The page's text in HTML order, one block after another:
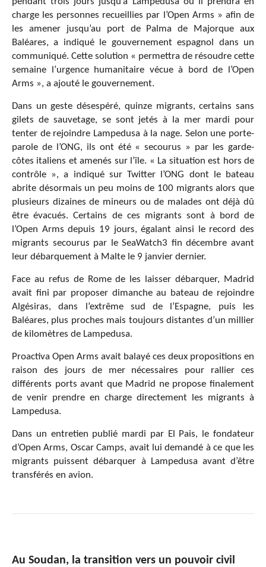
charge les personnes recueillies par l’Open Arms » afin de
les amener jusqu’au port de Palma de Majorque aux
Baléares, a indiqué le gouvernement espagnol dans un
communiqué. Cette solution « permettra de résoudre cette
semaine l’urgence humanitaire vécue à bord de l’Open
Arms », a ajouté le gouvernement.
Dans un geste désespéré, quinze migrants, certains sans
gilets de sauvetage, se sont jetés à la mer mardi pour
tenter de rejoindre Lampedusa à la nage. Selon une porte-
parole de l’ONG, ils ont été « secourus » par les garde-
côtes italiens et amenés sur l’île. « La situation est hors de
contrôle », a indiqué sur Twitter l’ONG dont le bateau
abrite désormais un peu moins de 100 migrants alors que
plusieurs dizaines de mineurs ou de malades ont déjà dû
être évacués. Certains de ces migrants sont à bord de
l’Open Arms depuis 19 jours, égalant ainsi le record des
migrants secourus par le SeaWatch3 fin décembre avant
leur débarquement à Malte le 9 janvier dernier.
Face au refus de Rome de les laisser débarquer, Madrid
avait fini par proposer dimanche au bateau de rejoindre
Algésiras, dans l’extrême sud de l’Espagne, puis les
Baléares, plus proches mais toujours distantes d’un millier
de kilomètres de Lampedusa.
Proactiva Open Arms avait balayé ces deux propositions en
raison des jours de mer nécessaires pour rallier ces
différents ports avant que Madrid ne propose finalement
de venir prendre en charge directement les migrants à
Lampedusa.
Dans un entretien publié mardi par El Pais, le fondateur
d’Open Arms, Oscar Camps, avait lui demandé à ce que les
migrants puissent débarquer à Lampedusa avant d’être
transférés en avion.
Au Soudan, la transition vers un pouvoir civil